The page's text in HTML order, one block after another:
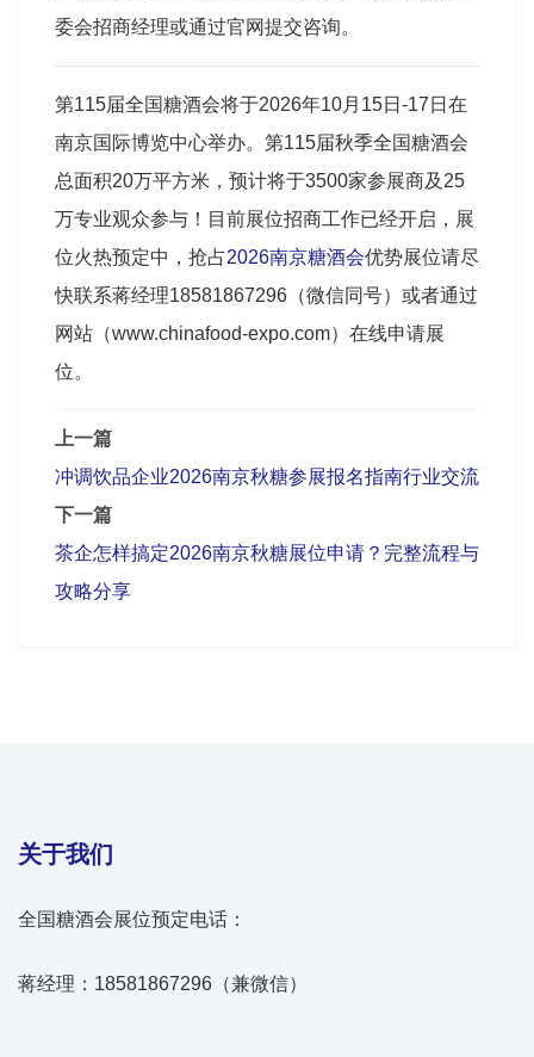
委会招商经理或通过官网提交咨询。
第115届全国糖酒会将于2026年10月15日-17日在
南京国际博览中心举办。第115届秋季全国糖酒会
总面积20万平方米，预计将于3500家参展商及25
万专业观众参与！目前展位招商工作已经开启，展
位火热预定中，抢占2026南京糖酒会优势展位请尽
快联系蒋经理18581867296（微信同号）或者通过
网站（www.chinafood-expo.com）在线申请展
位。
上一篇
冲调饮品企业2026南京秋糖参展报名指南行业交流
下一篇
茶企怎样搞定2026南京秋糖展位申请？完整流程与
攻略分享
关于我们
全国糖酒会展位预定电话：
蒋经理：18581867296（兼微信）